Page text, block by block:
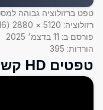
טפט ברזולוציה גבוהה
רזולוציה: 5120
×
2880
(
פורסם ב: 11 בדצמ׳ 2025
הורדות: 395
טפטים HD קשורים